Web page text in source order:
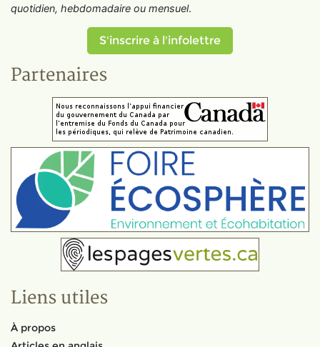
quotidien, hebdomadaire ou mensuel.
S'inscrire à l'infolettre
Partenaires
Liens utiles
À propos